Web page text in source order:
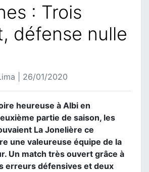
: Trois
défense nulle
| 26/01/2020
heureuse à Albi en
partie de saison, les
La Jonelière ce
une valeureuse équipe de la
Un match très ouvert grâce à
erreurs défensives et deux